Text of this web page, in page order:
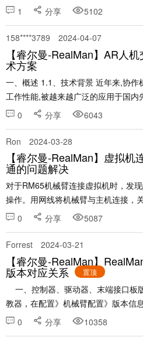
1200 一、登录 WEB 示教器 参考链接
1 分享 5102
158****3789 2024-04-07
【睿尔曼-RealMan】AR人
术方案
一、概述 1.1、技术背景 近年来,协作机械臂以其高效、精确、智能的
工作性能,被越来越广泛的应用于国
展战略为引领,我国的协作机械臂市场
0 分享 6043
Ron 2024-03-28
【睿尔曼-RealMan】虚拟
通的问题解决
对于RM65机械臂连接虚拟机时，发
操作。用网线将机械臂与主机连接，
Workstation进行如下配置，虚拟机-
0 分享 5087
Forrest 2024-03-21
【睿尔曼-RealMan】
版本对应关系 置顶
教器，在配置》机械臂配置》版本信
以参考：睿尔曼机器人快速使用手册
0 分享 10358